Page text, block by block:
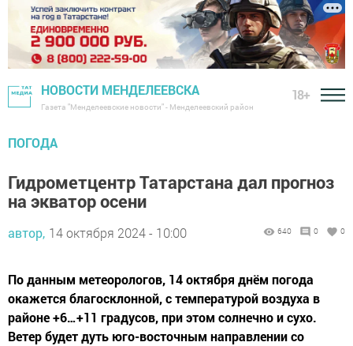
НОВОСТИ МЕНДЕЛЕЕВСКА
Газета "Менделеевские новости" - Менделеевский район
18+
ПОГОДА
Гидрометцентр Татарстана дал прогноз
на экватор осени
автор, 14 октября 2024 - 10:00 640 0 0
По данным метеорологов, 14 октября днём погода
окажется благосклонной, с температурой воздуха в
районе +6…+11 градусов, при этом солнечно и сухо.
Ветер будет дуть юго-восточным направлении со